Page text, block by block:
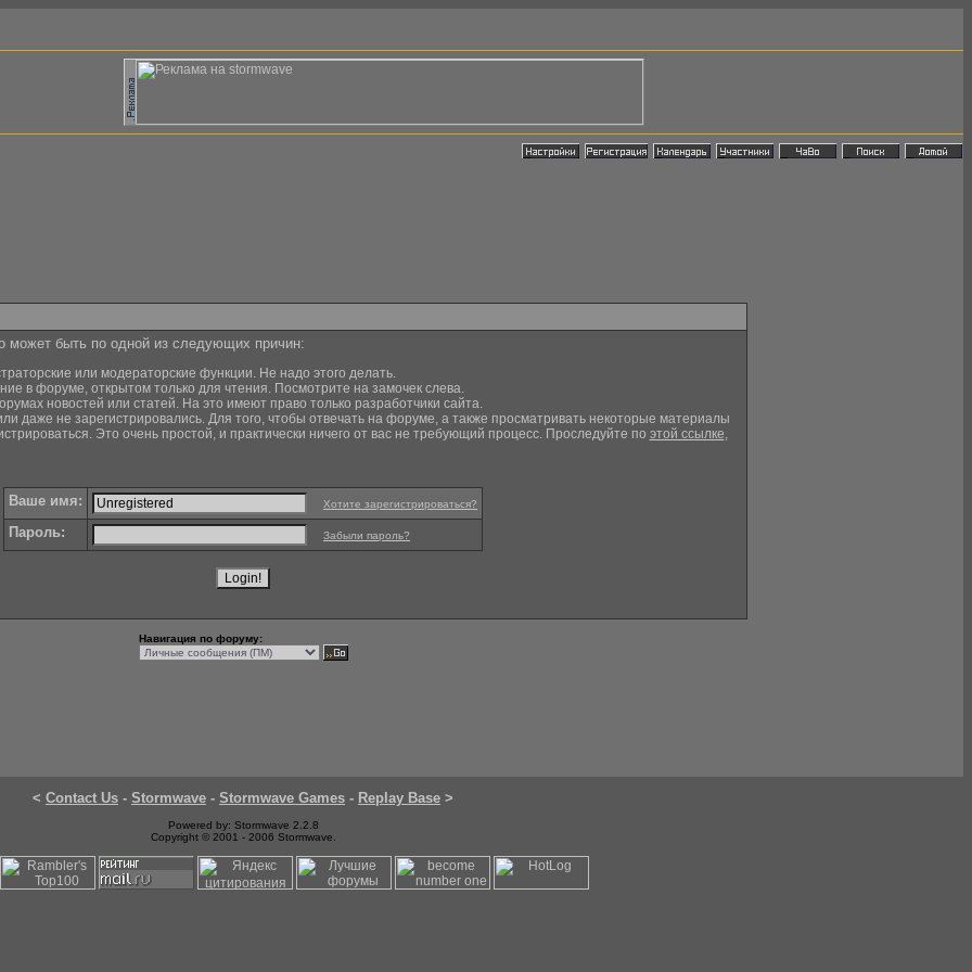
может быть по одной из следующих причин:
или модераторские функции. Не надо этого делать.
в форуме, открытом только для чтения. Посмотрите на замочек слева.
новостей или статей. На это имеют право только разработчики сайта.
даже не зарегистрировались. Для того, чтобы отвечать на форуме, а также просматривать некоторые материалы
Это очень простой, и практически ничего от вас не требующий процесс. Проследуйте по этой ссылке,
Ваше имя: Хотите зарегистрироваться?
Пароль: Забыли пароль?
Навигация по форуму:
< Contact Us - Stormwave - Stormwave Games - Replay Base >
Powered by: Stormwave 2.2.8
Copyright © 2001 - 2006 Stormwave.